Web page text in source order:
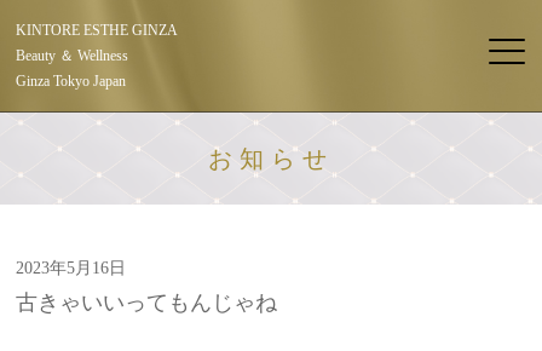
KINTORE ESTHE GINZA
Beauty ＆ Wellness
Ginza Tokyo Japan
お知らせ
2023年5月16日
古きゃいいってもんじゃね